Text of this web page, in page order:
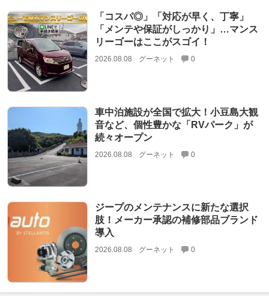
「コスパ◎」「対応が早く、丁寧」
「メンテや保証がしっかり」…マンス
リーゴーはここがスゴイ！
2026.08.08 グーネット 0
車中泊施設が全国で拡大！小豆島大観
音など、個性豊かな「RVパーク」が
続々オープン
2026.08.08 グーネット 0
ジープのメンテナンスに新たな選択
肢！メーカー承認の補修部品ブランド
導入
2026.08.08 グーネット 0